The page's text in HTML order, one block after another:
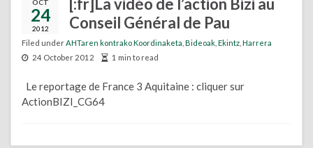
OCT
24
2012
Conseil Général de Pau
Filed under AHTaren kontrako Koordinaketa Bideoak Ekintz Harrera
24 October 2012
1 min to read
Le reportage de France 3 Aquitaine : cliquer sur
ActionBIZI_CG64